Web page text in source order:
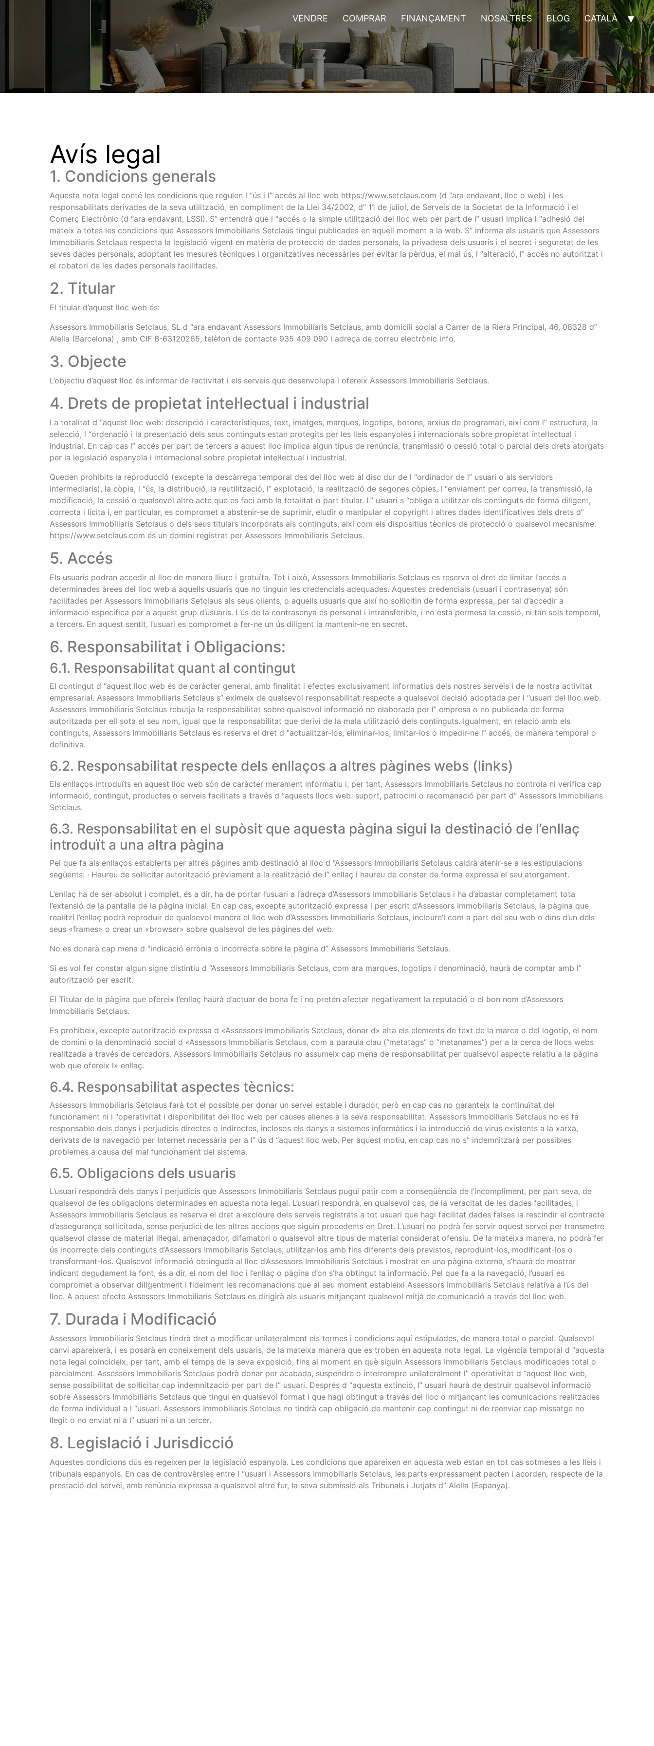
VENDRE COMPRAR FINANÇAMENT NOSALTRES BLOG CATALÀ
Avís legal
1. Condicions generals
Aquesta nota legal conté les condicions que regulen l “ús i l” accés al lloc web https://www.setclaus.com (d “ara endavant, lloc o web) i les
responsabilitats derivades de la seva utilització, en compliment de la Llei 34/2002, d” 11 de juliol, de Serveis de la Societat de la Informació i el
Comerç Electrònic (d “ara endavant, LSSI). S” entendrà que l “accés o la simple utilització del lloc web per part de l” usuari implica l “adhesió del
mateix a totes les condicions que Assessors Immobiliaris Setclaus tingui publicades en aquell moment a la web. S” informa als usuaris que Assessors
Immobiliaris Setclaus respecta la legislació vigent en matèria de protecció de dades personals, la privadesa dels usuaris i el secret i seguretat de les
seves dades personals, adoptant les mesures tècniques i organitzatives necessàries per evitar la pèrdua, el mal ús, l “alteració, l” accés no autoritzat i
el robatori de les dades personals facilitades.
2. Titular
El titular d’aquest lloc web és:
Assessors Immobiliaris Setclaus, SL d “ara endavant Assessors Immobiliaris Setclaus, amb domicili social a Carrer de la Riera Principal, 46, 08328 d”
Alella (Barcelona) , amb CIF B-63120265, telèfon de contacte 935 409 090 i adreça de correu electrònic info.
3. Objecte
L’objectiu d’aquest lloc és informar de l’activitat i els serveis que desenvolupa i ofereix Assessors Immobiliaris Setclaus.
4. Drets de propietat intel·lectual i industrial
La totalitat d “aquest lloc web: descripció i característiques, text, imatges, marques, logotips, botons, arxius de programari, així com l” estructura, la
selecció, l “ordenació i la presentació dels seus continguts estan protegits per les lleis espanyoles i internacionals sobre propietat intel·lectual i
industrial. En cap cas l” accés per part de tercers a aquest lloc implica algun tipus de renúncia, transmissió o cessió total o parcial dels drets atorgats
per la legislació espanyola i internacional sobre propietat intel·lectual i industrial.
Queden prohibits la reproducció (excepte la descàrrega temporal des del lloc web al disc dur de l “ordinador de l” usuari o als servidors
intermediaris), la còpia, l “ús, la distribució, la reutilització, l” explotació, la realització de segones còpies, l “enviament per correu, la transmissió, la
modificació, la cessió o qualsevol altre acte que es faci amb la totalitat o part titular. L” usuari s “obliga a utilitzar els continguts de forma diligent,
correcta i lícita i, en particular, es compromet a abstenir-se de suprimir, eludir o manipular el copyright i altres dades identificatives dels drets d”
Assessors Immobiliaris Setclaus o dels seus titulars incorporats als continguts, així com els dispositius tècnics de protecció o qualsevol mecanisme.
https://www.setclaus.com és un domini registrat per Assessors Immobiliaris Setclaus.
5. Accés
Els usuaris podran accedir al lloc de manera lliure i gratuïta. Tot i això, Assessors Immobiliaris Setclaus es reserva el dret de limitar l’accés a
determinades àrees del lloc web a aquells usuaris que no tinguin les credencials adequades. Aquestes credencials (usuari i contrasenya) són
facilitades per Assessors Immobiliaris Setclaus als seus clients, o aquells usuaris que així ho sol·licitin de forma expressa, per tal d’accedir a
informació específica per a aquest grup d’usuaris. L’ús de la contrasenya és personal i intransferible, i no està permesa la cessió, ni tan sols temporal,
a tercers. En aquest sentit, l’usuari es compromet a fer-ne un ús diligent ia mantenir-ne en secret.
6. Responsabilitat i Obligacions:
6.1. Responsabilitat quant al contingut
El contingut d “aquest lloc web és de caràcter general, amb finalitat i efectes exclusivament informatius dels nostres serveis i de la nostra activitat
empresarial. Assessors Immobiliaris Setclaus s” eximeix de qualsevol responsabilitat respecte a qualsevol decisió adoptada per l “usuari del lloc web.
Assessors Immobiliaris Setclaus rebutja la responsabilitat sobre qualsevol informació no elaborada per l” empresa o no publicada de forma
autoritzada per ell sota el seu nom, igual que la responsabilitat que derivi de la mala utilització dels continguts. Igualment, en relació amb els
continguts, Assessors Immobiliaris Setclaus es reserva el dret d “actualitzar-los, eliminar-los, limitar-los o impedir-ne l” accés, de manera temporal o
definitiva.
6.2. Responsabilitat respecte dels enllaços a altres pàgines webs (links)
Els enllaços introduïts en aquest lloc web són de caràcter merament informatiu i, per tant, Assessors Immobiliaris Setclaus no controla ni verifica cap
informació, contingut, productes o serveis facilitats a través d “aquests llocs web. suport, patrocini o recomanació per part d” Assessors Immobiliaris
Setclaus.
6.3. Responsabilitat en el supòsit que aquesta pàgina sigui la destinació de l’enllaç
introduït a una altra pàgina
Pel que fa als enllaços establerts per altres pàgines amb destinació al lloc d “Assessors Immobiliaris Setclaus caldrà atenir-se a les estipulacions
següents: · Haureu de sol·licitar autorització prèviament a la realització de l” enllaç i haureu de constar de forma expressa el seu atorgament.
L’enllaç ha de ser absolut i complet, és a dir, ha de portar l’usuari a l’adreça d’Assessors Immobiliaris Setclaus i ha d’abastar completament tota
l’extensió de la pantalla de la pàgina inicial. En cap cas, excepte autorització expressa i per escrit d’Assessors Immobiliaris Setclaus, la pàgina que
realitzi l’enllaç podrà reproduir de qualsevol manera el lloc web d’Assessors Immobiliaris Setclaus, incloure’l com a part del seu web o dins d’un dels
seus «frames» o crear un «browser» sobre qualsevol de les pàgines del web.
No es donarà cap mena d “indicació errònia o incorrecta sobre la pàgina d” Assessors Immobiliaris Setclaus.
Si es vol fer constar algun signe distintiu d “Assessors Immobiliaris Setclaus, com ara marques, logotips i denominació, haurà de comptar amb l”
autorització per escrit.
El Titular de la pàgina que ofereix l’enllaç haurà d’actuar de bona fe i no pretén afectar negativament la reputació o el bon nom d’Assessors
Immobiliaris Setclaus.
Es prohibeix, excepte autorització expressa d «Assessors Immobiliaris Setclaus, donar d» alta els elements de text de la marca o del logotip, el nom
de domini o la denominació social d «Assessors Immobiliaris Setclaus, com a paraula clau (“metatags” o “metanames”) per a la cerca de llocs webs
realitzada a través de cercadors. Assessors Immobiliaris Setclaus no assumeix cap mena de responsabilitat per qualsevol aspecte relatiu a la pàgina
web que ofereix l» enllaç.
6.4. Responsabilitat aspectes tècnics:
Assessors Immobiliaris Setclaus farà tot el possible per donar un servei estable i durador, però en cap cas no garanteix la continuïtat del
funcionament ni l “operativitat i disponibilitat del lloc web per causes alienes a la seva responsabilitat. Assessors Immobiliaris Setclaus no es fa
responsable dels danys i perjudicis directes o indirectes, inclosos els danys a sistemes informàtics i la introducció de virus existents a la xarxa,
derivats de la navegació per Internet necessària per a l” ús d “aquest lloc web. Per aquest motiu, en cap cas no s” indemnitzarà per possibles
problemes a causa del mal funcionament del sistema.
6.5. Obligacions dels usuaris
L’usuari respondrà dels danys i perjudicis que Assessors Immobiliaris Setclaus pugui patir com a conseqüència de l’incompliment, per part seva, de
qualsevol de les obligacions determinades en aquesta nota legal. L’usuari respondrà, en qualsevol cas, de la veracitat de les dades facilitades, i
Assessors Immobiliaris Setclaus es reserva el dret a excloure dels serveis registrats a tot usuari que hagi facilitat dades falses ia rescindir el contracte
d’assegurança sol·licitada, sense perjudici de les altres accions que siguin procedents en Dret. L’usuari no podrà fer servir aquest servei per transmetre
qualsevol classe de material il·legal, amenaçador, difamatori o qualsevol altre tipus de material considerat ofensiu. De la mateixa manera, no podrà fer
ús incorrecte dels continguts d’Assessors Immobiliaris Setclaus, utilitzar-los amb fins diferents dels previstos, reproduint-los, modificant-los o
transformant-los. Qualsevol informació obtinguda al lloc d’Assessors Immobiliaris Setclaus i mostrat en una pàgina externa, s’haurà de mostrar
indicant degudament la font, és a dir, el nom del lloc i l’enllaç o pàgina d’on s’ha obtingut la informació. Pel que fa a la navegació, l’usuari es
compromet a observar diligentment i fidelment les recomanacions que al seu moment estableixi Assessors Immobiliaris Setclaus relativa a l’ús del
lloc. A aquest efecte Assessors Immobiliaris Setclaus es dirigirà als usuaris mitjançant qualsevol mitjà de comunicació a través del lloc web.
7. Durada i Modificació
Assessors Immobiliaris Setclaus tindrà dret a modificar unilateralment els termes i condicions aquí estipulades, de manera total o parcial. Qualsevol
canvi apareixerà, i es posarà en coneixement dels usuaris, de la mateixa manera que es troben en aquesta nota legal. La vigència temporal d “aquesta
nota legal coincideix, per tant, amb el temps de la seva exposició, fins al moment en què siguin Assessors Immobiliaris Setclaus modificades total o
parcialment. Assessors Immobiliaris Setclaus podrà donar per acabada, suspendre o interrompre unilateralment l” operativitat d “aquest lloc web,
sense possibilitat de sol·licitar cap indemnització per part de l” usuari. Després d “aquesta extinció, l” usuari haurà de destruir qualsevol informació
sobre Assessors Immobiliaris Setclaus que tingui en qualsevol format i que hagi obtingut a través del lloc o mitjançant les comunicacions realitzades
de forma individual a l “usuari. Assessors Immobiliaris Setclaus no tindrà cap obligació de mantenir cap contingut ni de reenviar cap missatge no
llegit o no enviat ni a l” usuari ni a un tercer.
8. Legislació i Jurisdicció
Aquestes condicions dús es regeixen per la legislació espanyola. Les condicions que apareixen en aquesta web estan en tot cas sotmeses a les lleis i
tribunals espanyols. En cas de controvèrsies entre l “usuari i Assessors Immobiliaris Setclaus, les parts expressament pacten i acorden, respecte de la
prestació del servei, amb renúncia expressa a qualsevol altre fur, la seva submissió als Tribunals i Jutjats d” Alella (Espanya).